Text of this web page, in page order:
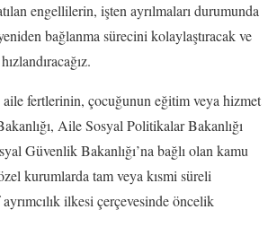
engellilerin, işten ayrılmaları durumunda
bağlanma sürecini kolaylaştıracak ve
fertlerinin, çocuğunun eğitim veya hizmet
Aile Sosyal Politikalar Bakanlığı
Güvenlik Bakanlığı’na bağlı olan kamu
kurumlarda tam veya kısmi süreli
ilkesi çerçevesinde öncelik